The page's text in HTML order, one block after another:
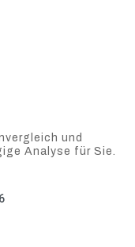
und
Analyse für Sie.